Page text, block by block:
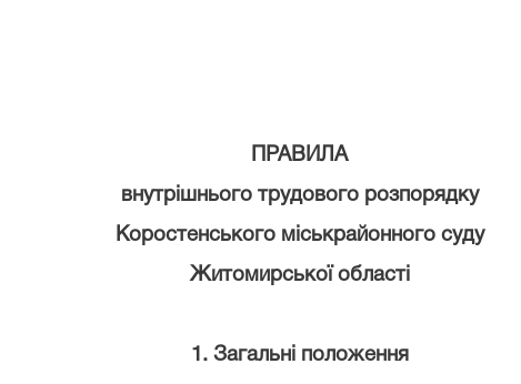
ПРАВИЛА
внутрішнього трудового розпорядку
Коростенського міськрайонного суду
Житомирської області
1. Загальні положення